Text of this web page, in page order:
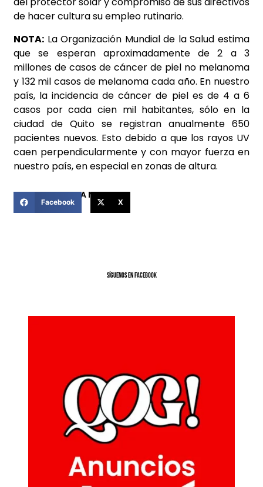
de hacer cultura su empleo rutinario.
NOTA: La Organización Mundial de la Salud estima
que se esperan aproximadamente de 2 a 3
millones de casos de cáncer de piel no melanoma
y 132 mil casos de melanoma cada año. En nuestro
país, la incidencia de cáncer de piel es de 4 a 6
casos por cada cien mil habitantes, sólo en la
ciudad de Quito se registran anualmente 650
pacientes nuevos. Esto debido a que los rayos UV
caen perpendicularmente y con mayor fuerza en
nuestro país, en especial en zonas de altura.
COMPARTIR ESTA NOTICIA
Facebook X
SíGUENOS EN FACEBOOK